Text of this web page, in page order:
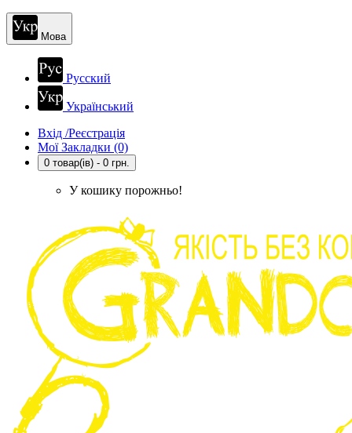
Мова
Русский
Український
Вхід /Реєстрація
Мої Закладки (0)
0 товар(ів) - 0 грн.
У кошику порожньо!